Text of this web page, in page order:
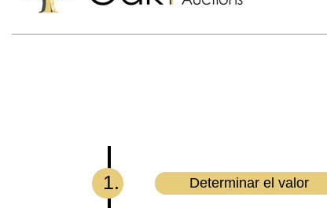
1. Determinar el valor